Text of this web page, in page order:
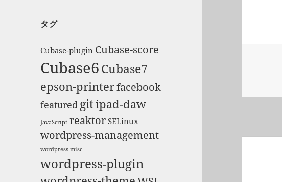
タグ
Cubase-plugin Cubase-score
Cubase6Cubase7
epson-printerfacebook
featured gitipad-daw
JavaScript reaktor SELinux
wordpress-management
wordpress-misc
wordpress-plugin